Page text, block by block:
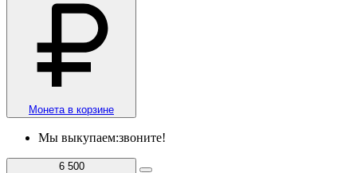
Монета в корзине
Мы выкупаем:звоните!
6 500